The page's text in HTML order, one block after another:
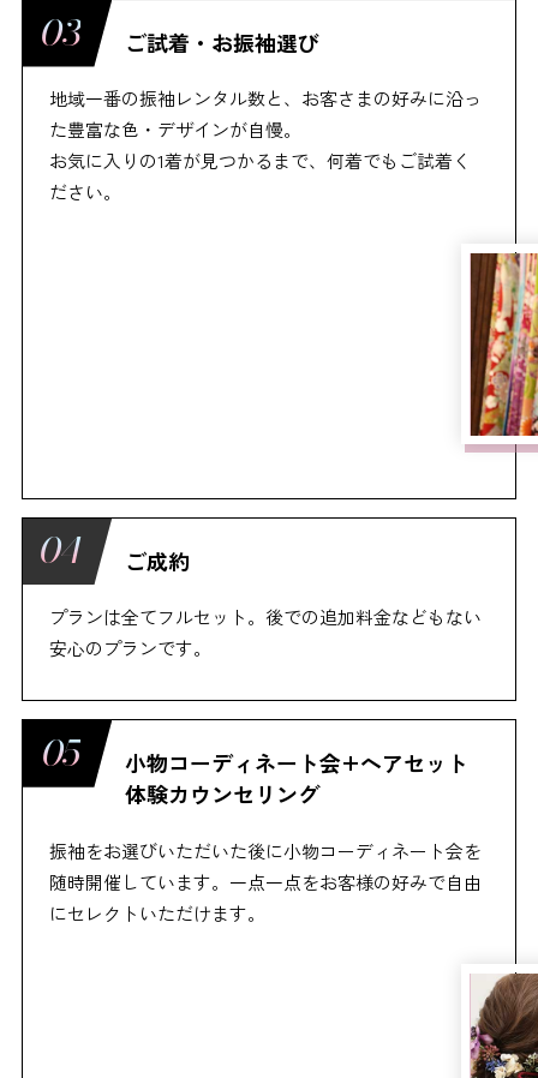
ご試着・お振袖選び
地域一番の振袖レンタル数と、お客さまの好みに沿っ
た豊富な色・デザインが自慢。
お気に入りの1着が見つかるまで、何着でもご試着く
ださい。
ご成約
プランは全てフルセット。後での追加料金などもない
安心のプランです。
小物コーディネート会+ヘアセット
体験カウンセリング
振袖をお選びいただいた後に小物コーディネート会を
随時開催しています。一点一点をお客様の好みで自由
にセレクトいただけます。